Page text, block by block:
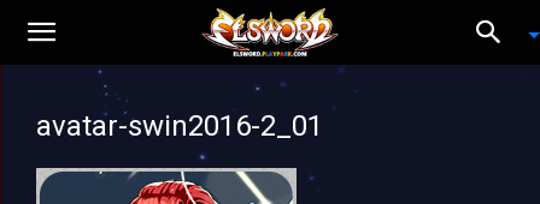
avatar-swin2016-2_01